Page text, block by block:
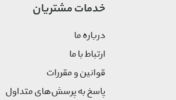
خدمات مشتریان
درباره ما
ارتباط با ما
قوانین و مقررات
پاسخ به پرسش‌های متداول